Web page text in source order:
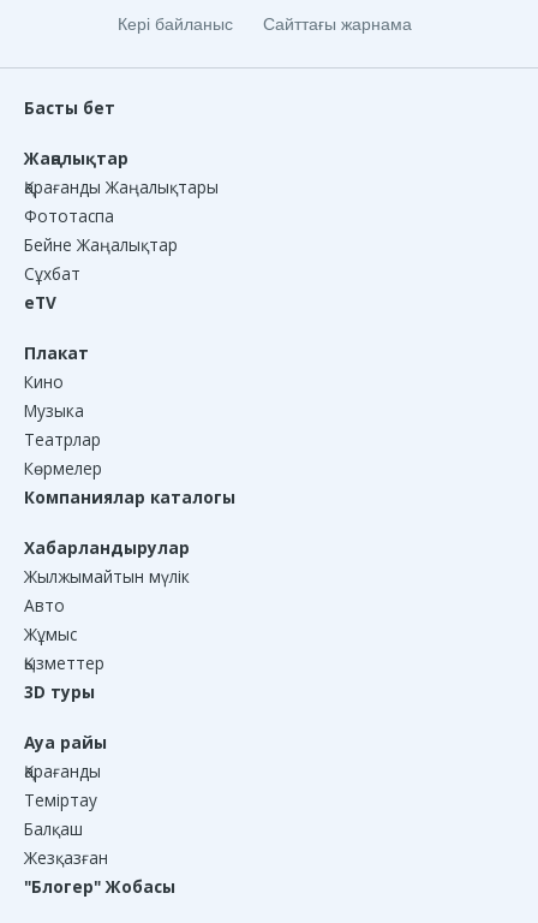
Кері байланыс Сайттағы жарнама
Басты бет
Жаңалықтар
Қарағанды Жаңалықтары
Фототаспа
Бейне Жаңалықтар
Сұхбат
eTV
Плакат
Кино
Музыка
Театрлар
Көрмелер
Компаниялар каталогы
Хабарландырулар
Жылжымайтын мүлік
Авто
Жұмыс
Қызметтер
3D туры
Ауа райы
Қарағанды
Теміртау
Балқаш
Жезқазған
"Блогер" Жобасы